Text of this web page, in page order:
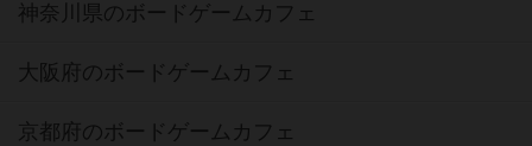
神奈川県のボードゲームカフェ
大阪府のボードゲームカフェ
京都府のボードゲームカフェ